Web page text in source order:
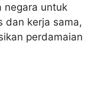
negara untuk
dan kerja sama,
perdamaian